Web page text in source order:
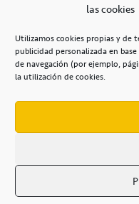
las cookies
Utilizamos cookies propias y de
publicidad personalizada en
de navegación (por ejemplo,
la utilización de cookies.+34 922 253
Casa del
POLÍTICA DE
AVISO